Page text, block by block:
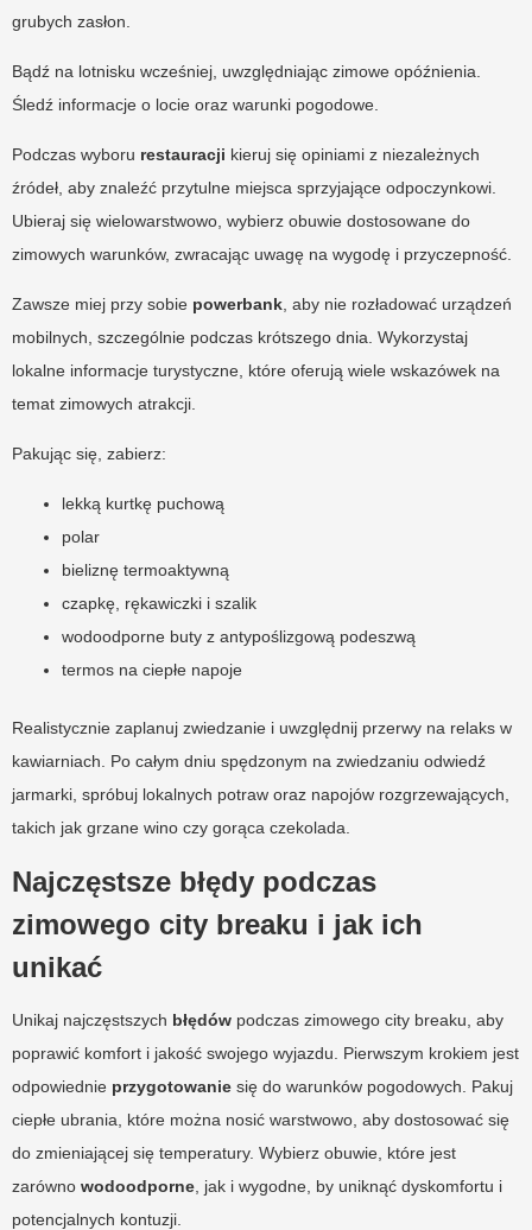
grubych zasłon.
Bądź na lotnisku wcześniej, uwzględniając zimowe opóźnienia.
Śledź informacje o locie oraz warunki pogodowe.
Podczas wyboru restauracji kieruj się opiniami z niezależnych
źródeł, aby znaleźć przytulne miejsca sprzyjające odpoczynkowi.
Ubieraj się wielowarstwowo, wybierz obuwie dostosowane do
zimowych warunków, zwracając uwagę na wygodę i przyczepność.
Zawsze miej przy sobie powerbank , aby nie rozładować urządzeń
mobilnych, szczególnie podczas krótszego dnia. Wykorzystaj
lokalne informacje turystyczne, które oferują wiele wskazówek na
temat zimowych atrakcji.
Pakując się, zabierz:
lekką kurtkę puchową
polar
bieliznę termoaktywną
czapkę, rękawiczki i szalik
wodoodporne buty z antypoślizgową podeszwą
termos na ciepłe napoje
Realistycznie zaplanuj zwiedzanie i uwzględnij przerwy na relaks w
kawiarniach. Po całym dniu spędzonym na zwiedzaniu odwiedź
jarmarki, spróbuj lokalnych potraw oraz napojów rozgrzewających,
takich jak grzane wino czy gorąca czekolada.
Najczęstsze błędy podczas
zimowego city breaku i jak ich
unikać
Unikaj najczęstszych błędów podczas zimowego city breaku, aby
poprawić komfort i jakość swojego wyjazdu. Pierwszym krokiem jest
odpowiednie przygotowanie się do warunków pogodowych. Pakuj
ciepłe ubrania, które można nosić warstwowo, aby dostosować się
do zmieniającej się temperatury. Wybierz obuwie, które jest
zarówno wodoodporne , jak i wygodne, by uniknąć dyskomfortu i
potencjalnych kontuzji.